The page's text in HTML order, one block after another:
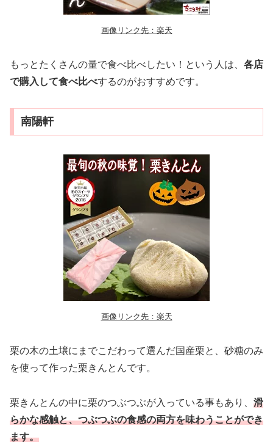
画像リンク先：楽天
もっとたくさんの量で食べ比べしたい！という人は、 各店
で購入して食べ比べするのがおすすめです。
南陽軒
画像リンク先：楽天
栗の木の土壌にまでこだわって選んだ国産栗と、砂糖のみ
を使って作った栗きんとんです。
栗きんとんの中に栗のつぶつぶが入っている事もあり、 滑
らかな感触と、つぶつぶの食感の両方を味わうことができ
ます。